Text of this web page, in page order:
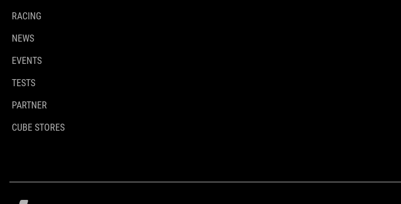
RACING
NEWS
EVENTS
TESTS
PARTNER
CUBE STORES